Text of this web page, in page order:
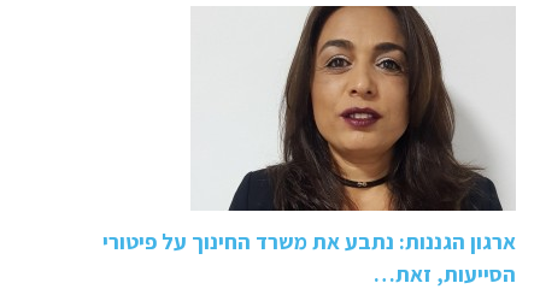
ארגון הגננות: נתבע את משרד החינוך על פיטורי
הסייעות, זאת…